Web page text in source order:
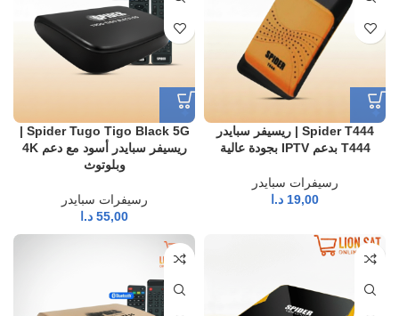
Spider T444 | ريسيفر سبايدر
T444 بدعم IPTV بجودة عالية
رسيفرات سبايدر
19,00 د.ا
Spider Tugo Tigo Black 5G |
ريسيفر سبايدر أسود مع دعم 4K
وبلوتوث
رسيفرات سبايدر
55,00 د.ا